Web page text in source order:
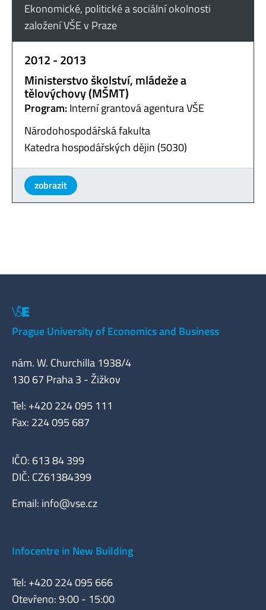
Ekonomické, politické a sociální okolnosti
založení VŠE v Praze
2012 - 2013
Ministerstvo školství, mládeže a
tělovýchovy (MŠMT)
Program:Interní grantová agentura VŠE
Národohospodářská fakulta
Katedra hospodářských dějin (5030)
zobrazit
Prague University of Economics and Business
nám. W. Churchilla 1938/4
130 67 Praha 3 - Žižkov
Tel: +420 224 095 111
Fax: 224 095 687
IČO: 613 84 399
DIČ: CZ61384399
Email: info@vse.cz
Infocentre in New Building
Tel: +420 224 095 666
Otevřeno: 9:00 - 15:00